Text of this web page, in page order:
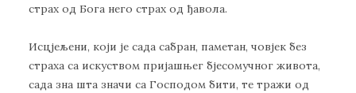
страх од Бога него страх од ђавола.
Исцјељени, који је сада сабран, паметан, човјек без
страха са искуством пријашњег бјесомучног живота,
сада зна шта значи са Господом бити, те тражи од